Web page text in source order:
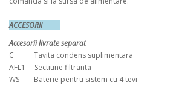
ACCESORII
Accesorii livrate separat
C Tavita condens suplimentara
AFL1 Sectiune filtranta
WS Baterie pentru sistem cu 4 tevi